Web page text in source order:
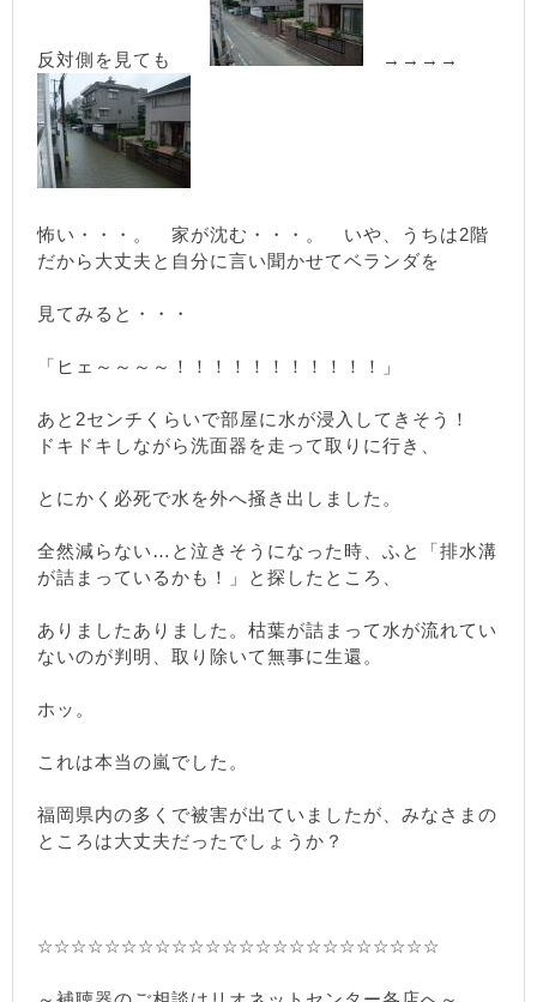
反対側を見ても →→→→
怖い・・・。 家が沈む・・・。 いや、うちは2階
だから大丈夫と自分に言い聞かせてベランダを
見てみると・・・
「ヒェ～～～～！！！！！！！！！！！」
あと2センチくらいで部屋に水が浸入してきそう！
ドキドキしながら洗面器を走って取りに行き、
とにかく必死で水を外へ掻き出しました。
全然減らない…と泣きそうになった時、ふと「排水溝
が詰まっているかも！」と探したところ、
ありましたありました。枯葉が詰まって水が流れてい
ないのが判明、取り除いて無事に生還。
ホッ。
これは本当の嵐でした。
福岡県内の多くで被害が出ていましたが、みなさまの
ところは大丈夫だったでしょうか？
☆☆☆☆☆☆☆☆☆☆☆☆☆☆☆☆☆☆☆☆☆☆☆☆